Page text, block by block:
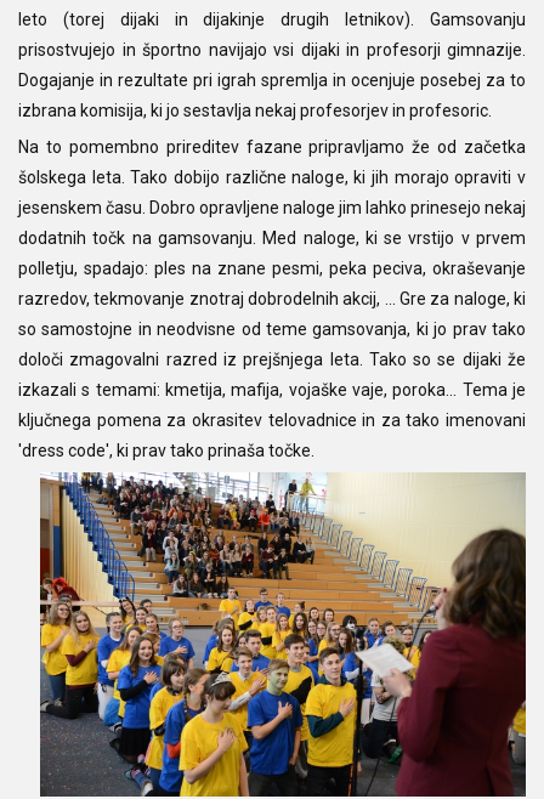
leto (torej dijaki in dijakinje drugih letnikov). Gamsovanju
prisostvujejo in športno navijajo vsi dijaki in profesorji gimnazije.
Dogajanje in rezultate pri igrah spremlja in ocenjuje posebej za to
izbrana komisija, ki jo sestavlja nekaj profesorjev in profesoric.
Na to pomembno prireditev fazane pripravljamo že od začetka
šolskega leta. Tako dobijo različne naloge, ki jih morajo opraviti v
jesenskem času. Dobro opravljene naloge jim lahko prinesejo nekaj
dodatnih točk na gamsovanju. Med naloge, ki se vrstijo v prvem
polletju, spadajo: ples na znane pesmi, peka peciva, okraševanje
razredov, tekmovanje znotraj dobrodelnih akcij, ... Gre za naloge, ki
so samostojne in neodvisne od teme gamsovanja, ki jo prav tako
določi zmagovalni razred iz prejšnjega leta. Tako so se dijaki že
izkazali s temami: kmetija, mafija, vojaške vaje, poroka... Tema je
ključnega pomena za okrasitev telovadnice in za tako imenovani
'dress code', ki prav tako prinaša točke.